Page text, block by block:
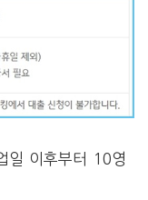
일 이후부터 10영